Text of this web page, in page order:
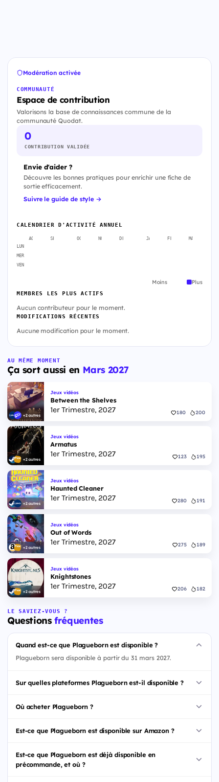
Modération activée
COMMUNAUTÉ
Espace de contribution
Valorisons la base de connaissances commune de la
communauté Quodat.
0
CONTRIBUTION VALIDÉE
Envie d'aider ?
Découvre les bonnes pratiques pour enrichir une fiche de
sortie efficacement.
Suivre le guide de style →
CALENDRIER D'ACTIVITÉ ANNUEL
AOÛT SEPT. OCT. NOV. DÉC. JANV. FÉVR. MARS
LUN
MER
VEN
Moins Plus
MEMBRES LES PLUS ACTIFS
Aucun contributeur pour le moment.
MODIFICATIONS RÉCENTES
Aucune modification pour le moment.
AU MÊME MOMENT
Ça sort aussi en Mars 2027
+2 autres
Jeux vidéos
Between the Shelves
1er Trimestre, 2027 180 200
+2 autres
Jeux vidéos
Armatus
1er Trimestre, 2027 123 195
+2 autres
Jeux vidéos
Haunted Cleaner
1er Trimestre, 2027 280 191
+2 autres
Jeux vidéos
Out of Words
1er Trimestre, 2027 275 189
+2 autres
Jeux vidéos
Knightstones
1er Trimestre, 2027 206 182
LE SAVIEZ-VOUS ?
Questionsfréquentes
Quand est-ce que Plagueborn est disponible ?
Plagueborn sera disponible à partir du 31 mars 2027.
Sur quelles plateformes Plagueborn est-il disponible ?
Où acheter Plagueborn ?
Est-ce que Plagueborn est disponible sur Amazon ?
Est-ce que Plagueborn est déjà disponible en
précommande, et où ?